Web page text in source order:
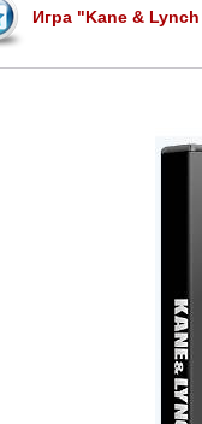
Игра "Kane &